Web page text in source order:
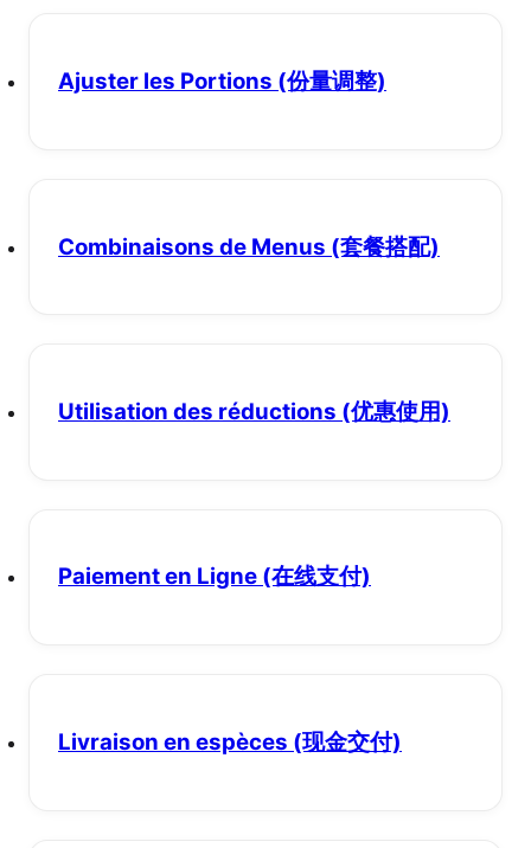
Ajuster les Portions (份量调整)
Combinaisons de Menus (套餐搭配)
Utilisation des réductions (优惠使用)
Paiement en Ligne (在线支付)
Livraison en espèces (现金交付)